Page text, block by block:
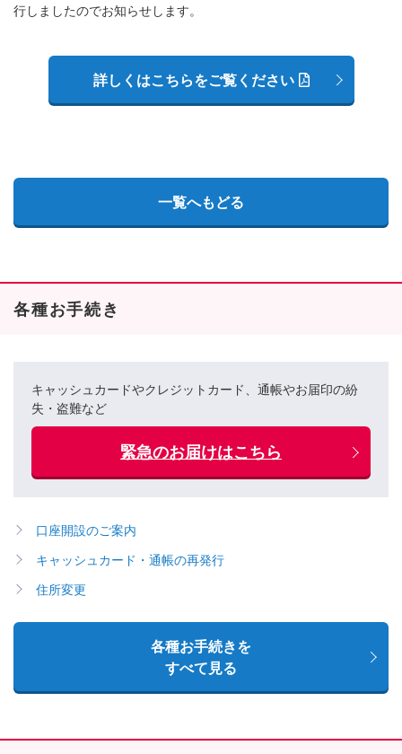
行しましたのでお知らせします。
詳しくはこちらをご覧ください
一覧へもどる
各種お手続き
キャッシュカードやクレジットカード、通帳やお届印の紛
失・盗難など
緊急のお届けはこちら
口座開設のご案内
キャッシュカード・通帳の再発行
住所変更
各種お手続きを
すべて見る